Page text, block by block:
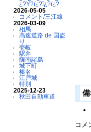
¿?Ý?ï¿?ï¿?ï¿?
2026-05-05
コメント/三江線
2026-03-09
相馬
高速道路 de 国盗
り
壱岐
駅弁
薩南諸島
城下町
榛名
江戸城
特別
2025-12-23
秋田自動車道
コメ